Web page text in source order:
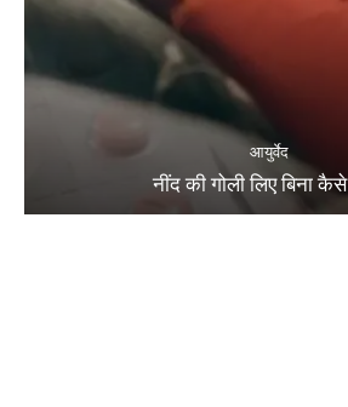
आयुर्वेद
नींद की गोली लिए बिना